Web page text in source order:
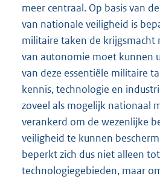
meer centraal. Op basis van
van nationale veiligheid is
militaire taken de krijgsmacht
van autonomie moet kunnen
van deze essentiële militaire
kennis, technologie en
zoveel als mogelijk nationaal
verankerd om de wezenlijke
veiligheid te kunnen
beperkt zich dus niet alleen
technologiegebieden, maar